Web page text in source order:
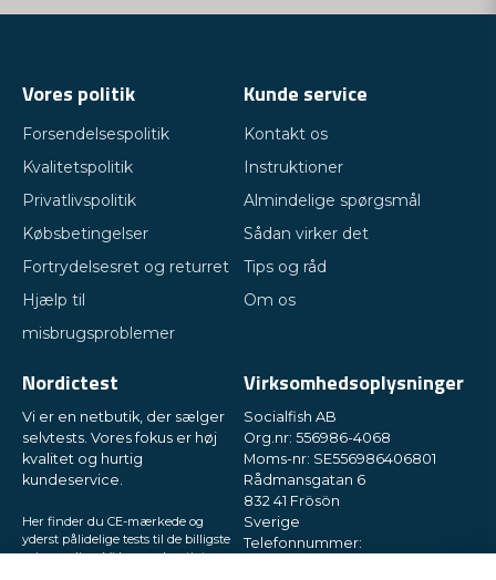
Vores politik
Forsendelsespolitik
Kvalitetspolitik
Privatlivspolitik
Købsbetingelser
Fortrydelsesret og returret
Hjælp til
misbrugsproblemer
Kunde service
Kontakt os
Instruktioner
Almindelige spørgsmål
Sådan virker det
Tips og råd
Om os
Nordictest
Vi er en netbutik, der sælger
selvtests. Vores fokus er høj
kvalitet og hurtig
kundeservice.
Her finder du CE-mærkede og
yderst pålidelige tests til de billigste
priser online. Vi leverer hurtigt
Virksomhedsoplysninger
Socialfish AB
Org.nr: 556986-4068
Moms-nr: SE556986406801
Rådmansgatan 6
832 41 Frösön
Sverige
Telefonnummer: